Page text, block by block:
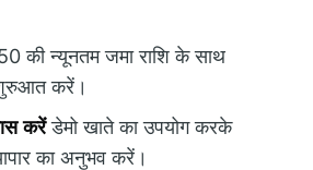
की न्यूनतम जमा राशि के साथ
शुरुआत करें।
करेंडेमो खाते का उपयोग करके
का अनुभव करें।